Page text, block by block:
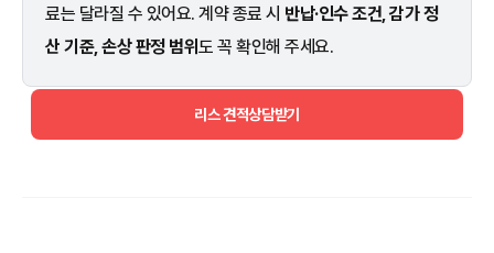
료는 달라질 수 있어요. 계약 종료 시 반납·인수 조건, 감가 정
산 기준, 손상 판정 범위도 꼭 확인해 주세요.
리스 견적상담받기